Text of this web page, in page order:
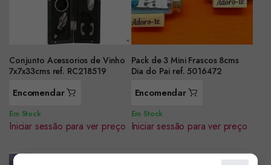
Conjunto Acessorios de Vinho
7x7x33cms ref. RC218519
Encomendar
Em Stock
Iniciar sessão para ver preço
Pack de 3 Mini Frascos 8cms
Dia do Pai ref. 5016472
Encomendar
Em Stock
Iniciar sessão para ver preço